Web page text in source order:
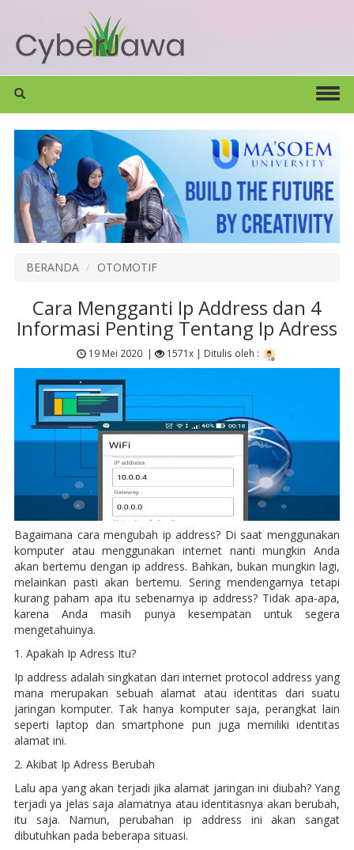
BERANDA OTOMOTIF
Cara Mengganti Ip Address dan 4
Informasi Penting Tentang Ip Adress
19 Mei 2020| 1571x | Ditulis oleh :
Bagaimana cara mengubah ip address? Di saat menggunakan
komputer atau menggunakan internet nanti mungkin Anda
akan bertemu dengan ip address. Bahkan, bukan mungkin lagi,
melainkan pasti akan bertemu. Sering mendengarnya tetapi
kurang paham apa itu sebenarnya ip address? Tidak apa-apa,
karena Anda masih punya kesempatan untuk segera
mengetahuinya.
1. Apakah Ip Adress Itu?
Ip address adalah singkatan dari internet protocol address yang
mana merupakan sebuah alamat atau identitas dari suatu
jaringan komputer. Tak hanya komputer saja, perangkat lain
seperti laptop dan smartphone pun juga memiliki identitas
alamat ini.
2. Akibat Ip Adress Berubah
Lalu apa yang akan terjadi jika alamat jaringan ini diubah? Yang
terjadi ya jelas saja alamatnya atau identitasnya akan berubah,
itu saja. Namun, perubahan ip address ini akan sangat
dibutuhkan pada beberapa situasi.